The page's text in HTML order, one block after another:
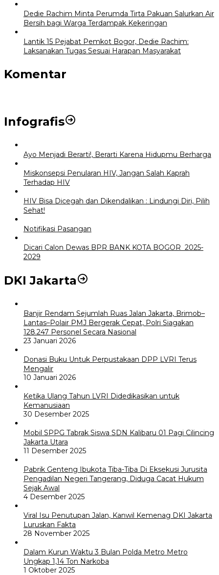
Dedie Rachim Minta Perumda Tirta Pakuan Salurkan Air
Bersih bagi Warga Terdampak Kekeringan
Lantik 15 Pejabat Pemkot Bogor, Dedie Rachim:
Laksanakan Tugas Sesuai Harapan Masyarakat
Komentar
Infografis
Ayo Menjadi Berarti!, Berarti Karena Hidupmu Berharga
Miskonsepsi Penularan HIV, Jangan Salah Kaprah
Terhadap HIV
HIV Bisa Dicegah dan Dikendalikan : Lindungi Diri, Pilih
Sehat!
Notifikasi Pasangan
Dicari Calon Dewas BPR BANK KOTA BOGOR 2025-
2029
DKI Jakarta
Banjir Rendam Sejumlah Ruas Jalan Jakarta, Brimob–
Lantas–Polair PMJ Bergerak Cepat, Polri Siagakan
128.247 Personel Secara Nasional
23 Januari 2026
Donasi Buku Untuk Perpustakaan DPP LVRI Terus
Mengalir
10 Januari 2026
Ketika Ulang Tahun LVRI Didedikasikan untuk
Kemanusiaan
30 Desember 2025
Mobil SPPG Tabrak Siswa SDN Kalibaru 01 Pagi Cilincing
Jakarta Utara
11 Desember 2025
Pabrik Genteng Ibukota Tiba-Tiba Di Eksekusi Jurusita
Pengadilan Negeri Tangerang, Diduga Cacat Hukum
Sejak Awal
4 Desember 2025
Viral Isu Penutupan Jalan, Kanwil Kemenag DKI Jakarta
Luruskan Fakta
28 November 2025
Dalam Kurun Waktu 3 Bulan Polda Metro Metro
Ungkap 1,14 Ton Narkoba
1 Oktober 2025